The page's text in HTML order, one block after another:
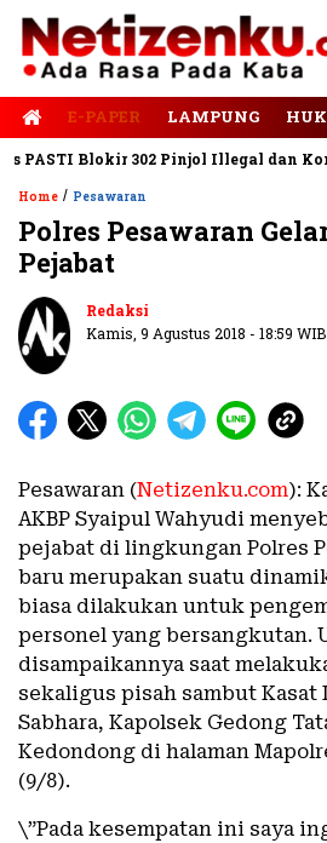
E-PAPER LAMPUNG
Blokir 302 Pinjol Illegal dan
Home / Pesawaran
Polres Pesawaran
Pejabat
Redaksi
Kamis, 9 Agustus 2018 - 18:59 WIB
Pesawaran (Netizenku.com):
AKBP Syaipul Wahyudi
pejabat di lingkungan Polres
baru merupakan suatu
biasa dilakukan untuk
personel yang bersangkutan.
disampaikannya saat
sekaligus pisah sambut Kasat
Sabhara, Kapolsek Gedong
Kedondong di halaman
(9/8).
\”Pada kesempatan ini saya